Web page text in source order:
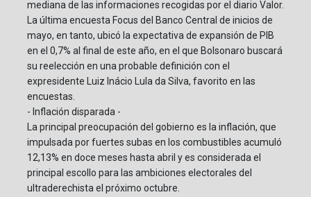
mediana de las informaciones recogidas por el diario Valor.
La última encuesta Focus del Banco Central de inicios de
mayo, en tanto, ubicó la expectativa de expansión de PIB
en el 0,7% al final de este año, en el que Bolsonaro buscará
su reelección en una probable definición con el
expresidente Luiz Inácio Lula da Silva, favorito en las
encuestas.
- Inflación disparada -
La principal preocupación del gobierno es la inflación, que
impulsada por fuertes subas en los combustibles acumuló
12,13% en doce meses hasta abril y es considerada el
principal escollo para las ambiciones electorales del
ultraderechista el próximo octubre.